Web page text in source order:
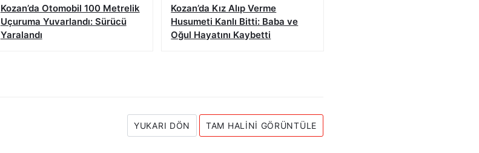
Kozan’da Otomobil 100 Metrelik
Uçuruma Yuvarlandı: Sürücü
Yaralandı
Kozan’da Kız Alıp Verme
Husumeti Kanlı Bitti: Baba ve
Oğul Hayatını Kaybetti
YUKARI DÖN TAM HALINI GÖRÜNTÜLE